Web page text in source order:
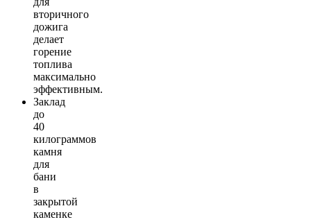
вторичного
дожига
делает
горение
топлива
максимально
эффективным.
Заклад
до
40
килограммов
камня
для
бани
в
закрытой
каменке